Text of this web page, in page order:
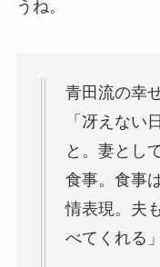
うね。
青田流の幸
「冴えない
と。妻とし
食事。食事
情表現。夫
べてくれる